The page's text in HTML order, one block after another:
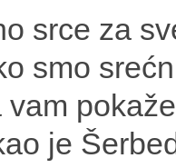
srce za
smo
je